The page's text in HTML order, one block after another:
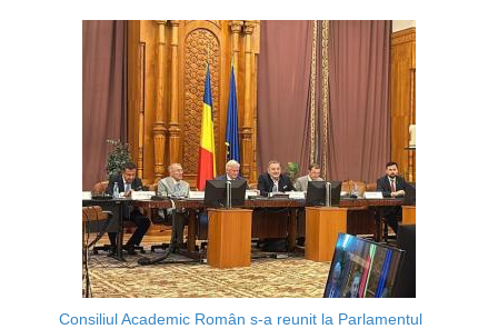
Consiliul Academic Român s-a reunit la Parlamentul